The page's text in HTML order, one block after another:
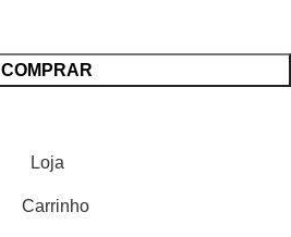
COMPRAR
Loja
Carrinho